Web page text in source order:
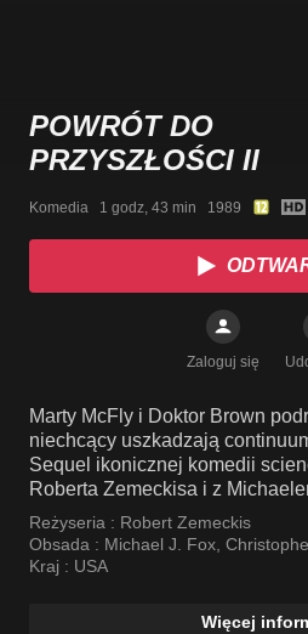
POWRÓT DO
PRZYSZŁOŚCI II
Komedia   1 godz, 43 min   1989
Zaloguj się
Marty McFly i Doktor Brown
niechcący uszkadzają
Sequel ikonicznej komedii
Roberta Zemeckisa i z
Christopherem Lloydem w
Reżyseria : Robert Zemeckis
Obsada : Michael J. Fox,
Kraj : USA
Więcej